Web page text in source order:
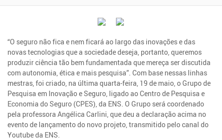
“O seguro não fica e nem ficará ao largo das inovações e das
novas tecnologias que a sociedade deseja, portanto, queremos
produzir ciência tão bem fundamentada que mereça ser discutida
com autonomia, ética e mais pesquisa”. Com base nessas linhas
mestras, foi criado, na última quarta-feira, 19 de maio, o Grupo de
Pesquisa em Inovação e Seguro, ligado ao Centro de Pesquisa e
Economia do Seguro (CPES), da ENS. O Grupo será coordenado
pela professora Angélica Carlini, que deu a declaração acima no
evento de lançamento do novo projeto, transmitido pelo canal do
Youtube da ENS.